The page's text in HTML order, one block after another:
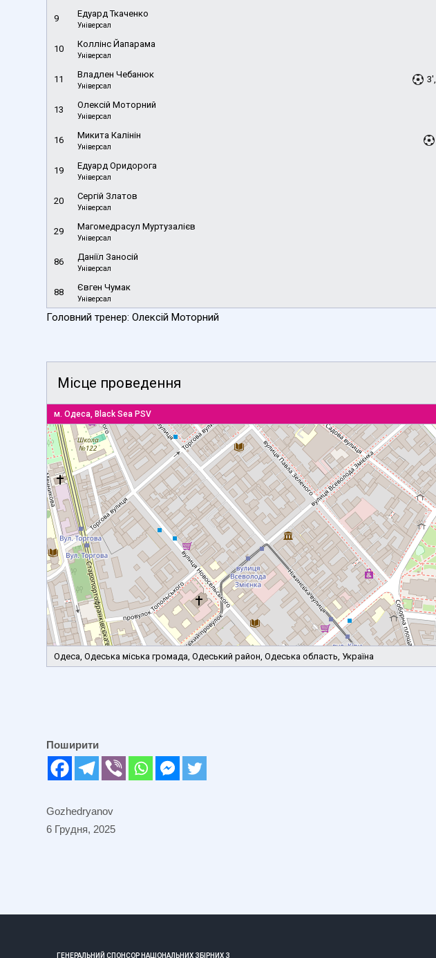
9 Едуард Ткаченко
Універсал
10 Коллінс Йапарама
Універсал
11 Владлен Чебанюк
Універсал
13 Олексій Моторний
Універсал
16 Микита Калінін
Універсал
19 Едуард Оридорога
Універсал
20 Сергій Златов
Універсал
29 Магомедрасул Муртузалієв
Універсал
86 Даніїл Заносій
Універсал
88 Євген Чумак
Універсал
Головний тренер: Олексій Моторний
Місце проведення
м. Одеса, Black Sea PSV
Одеса, Одеська міська громада, Одеський район, Одеська область, Україна
Поширити
Gozhedryanov
6 Грудня, 2025
ГЕНЕРАЛЬНИЙ СПОНСОР НАЦІОНАЛЬНИХ ЗБІРНИХ З